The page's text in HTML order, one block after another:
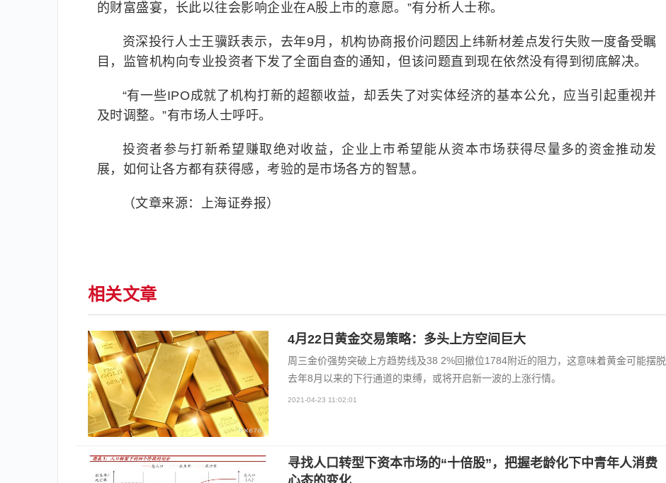
的财富盛宴，长此以往会影响企业在A股上市的意愿。”有分析人士称。
资深投行人士王骥跃表示，去年9月，机构协商报价问题因上纬新材差点发行失败一度备受瞩
目，监管机构向专业投资者下发了全面自查的通知，但该问题直到现在依然没有得到彻底解决。
“有一些IPO成就了机构打新的超额收益，却丢失了对实体经济的基本公允，应当引起重视并
及时调整。”有市场人士呼吁。
投资者参与打新希望赚取绝对收益，企业上市希望能从资本市场获得尽量多的资金推动发
展，如何让各方都有获得感，考验的是市场各方的智慧。
（文章来源：上海证券报）
相关文章
4月22日黄金交易策略：多头上方空间巨大
周三金价强势突破上方趋势线及38 2%回撤位1784附近的阻力，这意味着黄金可能摆脱
去年8月以来的下行通道的束缚，或将开启新一波的上涨行情。
2021-04-23 11:02:01
寻找人口转型下资本市场的“十倍股”，把握老龄化下中青年人消费